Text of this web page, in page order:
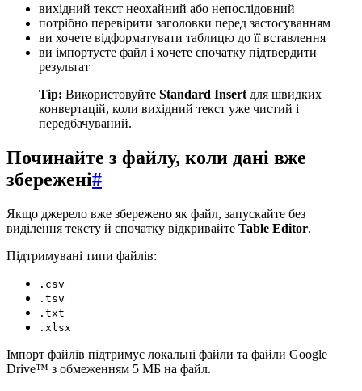
вихідний текст неохайний або непослідовний
потрібно перевірити заголовки перед застосуванням
ви хочете відформатувати таблицю до її вставлення
ви імпортуєте файл і хочете спочатку підтвердити
результат
Tip: Використовуйте Standard Insert для швидких
конвертацій, коли вихідний текст уже чистий і
передбачуваний.
Починайте з файлу, коли дані вже
збережені#
Якщо джерело вже збережено як файл, запускайте без
виділення тексту й спочатку відкривайте Table Editor.
Підтримувані типи файлів:
.csv
.tsv
.txt
.xlsx
Імпорт файлів підтримує локальні файли та файли Google
Drive™ з обмеженням 5 МБ на файл.